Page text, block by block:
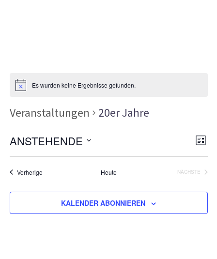
Es wurden keine Ergebnisse gefunden.
Veranstaltungen 20er Jahre
LISTE
ANSTEHENDE
Datum
wählen.
VorherigeVeranstaltungen Heute
NÄCHSTE
KALENDER ABONNIEREN